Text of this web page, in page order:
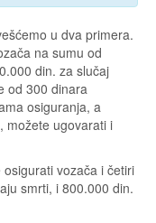
u dva primera.
na sumu od
din. za slučaj
od 300 dinara
osiguranja, a
možete ugovarati i
vozača i četiri
smrti, i 800.000 din.